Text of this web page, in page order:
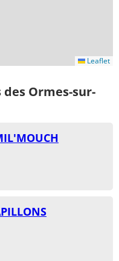
Leaflet
des Ormes-sur-